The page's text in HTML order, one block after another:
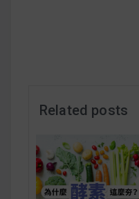
Related posts